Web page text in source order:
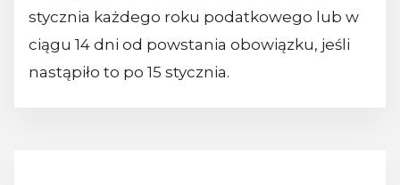
stycznia każdego roku podatkowego lub w
ciągu 14 dni od powstania obowiązku, jeśli
nastąpiło to po 15 stycznia.